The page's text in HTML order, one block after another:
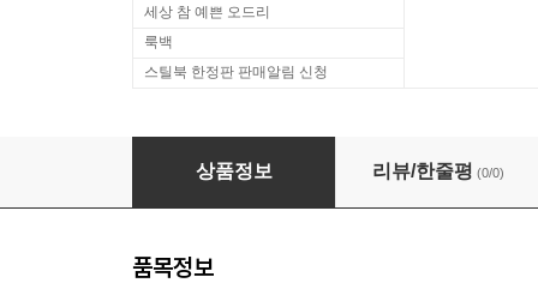
세상 참 예쁜 오드리
룩백
스틸북 한정판 판매알림 신청
스물 : 블루레이
상품정보 리뷰/한줄평 (0/0)
품목정보